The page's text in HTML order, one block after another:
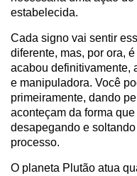
estabelecida.
Cada signo vai sentir
diferente, mas, por ora,
acabou definitivamente,
e manipuladora. Você
primeiramente, dando
aconteçam da forma
desapegando e
processo.
O planeta Plutão atua